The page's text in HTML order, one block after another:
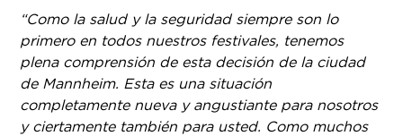
“Como la salud y la seguridad siempre son lo
primero en todos nuestros festivales, tenemos
plena comprensión de esta decisión de la ciudad
de Mannheim. Esta es una situación
completamente nueva y angustiante para nosotros
y ciertamente también para usted. Como muchos